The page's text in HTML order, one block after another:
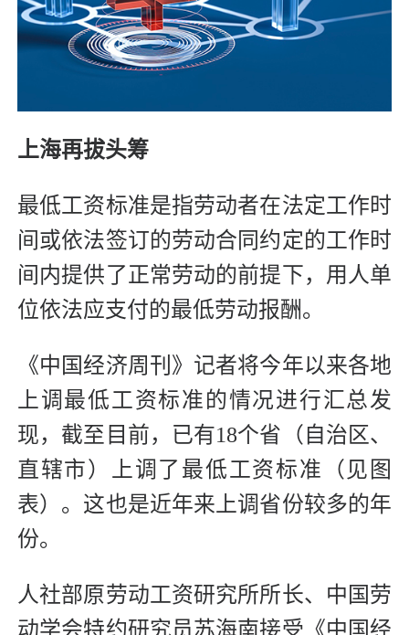
上海再拔头筹
最低工资标准是指劳动者在法定工作时
间或依法签订的劳动合同约定的工作时
间内提供了正常劳动的前提下，用人单
位依法应支付的最低劳动报酬。
《中国经济周刊》记者将今年以来各地
上调最低工资标准的情况进行汇总发
现，截至目前，已有18个省（自治区、
直辖市）上调了最低工资标准（见图
表）。这也是近年来上调省份较多的年
份。
人社部原劳动工资研究所所长、中国劳
动学会特约研究员苏海南接受《中国经